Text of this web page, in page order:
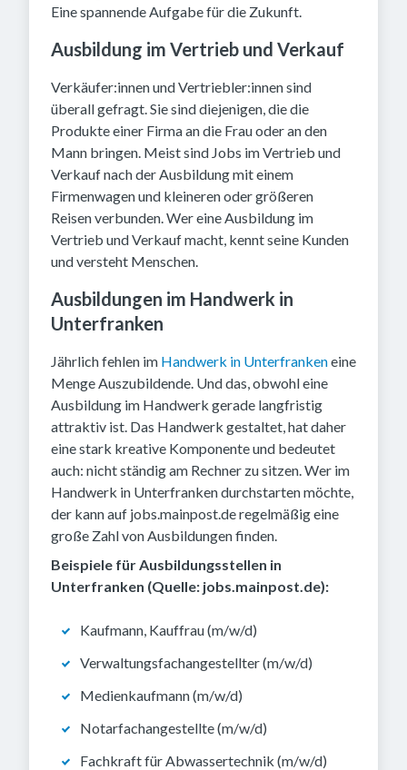
Eine spannende Aufgabe für die Zukunft.
Ausbildung im Vertrieb und Verkauf
Verkäufer:innen und Vertriebler:innen sind
überall gefragt. Sie sind diejenigen, die die
Produkte einer Firma an die Frau oder an den
Mann bringen. Meist sind Jobs im Vertrieb und
Verkauf nach der Ausbildung mit einem
Firmenwagen und kleineren oder größeren
Reisen verbunden. Wer eine Ausbildung im
Vertrieb und Verkauf macht, kennt seine Kunden
und versteht Menschen.
Ausbildungen im Handwerk in
Unterfranken
Jährlich fehlen im Handwerk in Unterfrankeneine
Menge Auszubildende. Und das, obwohl eine
Ausbildung im Handwerk gerade langfristig
attraktiv ist. Das Handwerk gestaltet, hat daher
eine stark kreative Komponente und bedeutet
auch: nicht ständig am Rechner zu sitzen. Wer im
Handwerk in Unterfranken durchstarten möchte,
der kann auf jobs.mainpost.de regelmäßig eine
große Zahl von Ausbildungen finden.
Beispiele für Ausbildungsstellen in
Unterfranken (Quelle: jobs.mainpost.de):
Kaufmann, Kauffrau (m/w/d)
Verwaltungsfachangestellter (m/w/d)
Medienkaufmann (m/w/d)
Notarfachangestellte (m/w/d)
Fachkraft für Abwassertechnik (m/w/d)